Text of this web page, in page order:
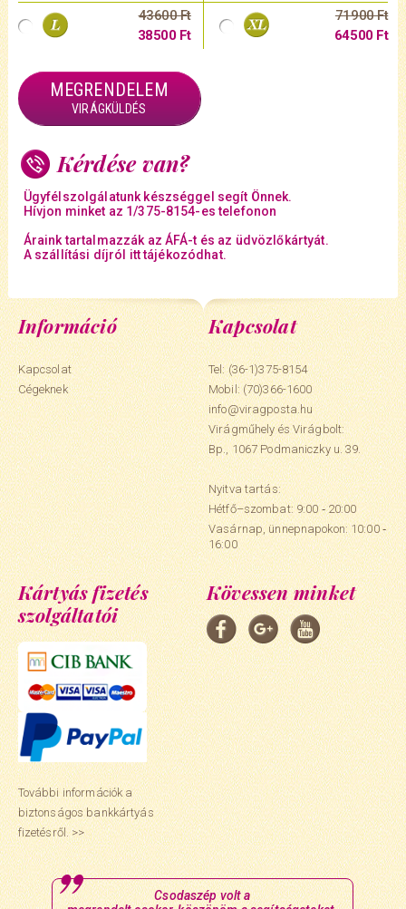
43600 Ft
38500 Ft
71900 Ft
64500 Ft
MEGRENDELEM
VIRÁGKÜLDÉS
Kérdése van?
Ügyfélszolgálatunk készséggel segít Önnek.
Hívjon minket az 1/375-8154-es telefonon
Áraink tartalmazzák az ÁFÁ-t és az üdvözlőkártyát.
A szállítási díjról itt tájékozódhat.
Információ
Kapcsolat
Cégeknek
Kapcsolat
Tel: (36-1)375-8154
Mobil:(70)366-1600
info@viragposta.hu
Virágműhely és Virágbolt:
Bp., 1067 Podmaniczky u. 39.
Nyitva tartás:
Hétfő–szombat: 9:00 ‑ 20:00
Vasárnap, ünnepnapokon: 10:00 ‑
16:00
Kártyás fizetés
szolgáltatói
További információk a
biztonságos bankkártyás
fizetésről. >>
Kövessen minket
Csodaszép volt a